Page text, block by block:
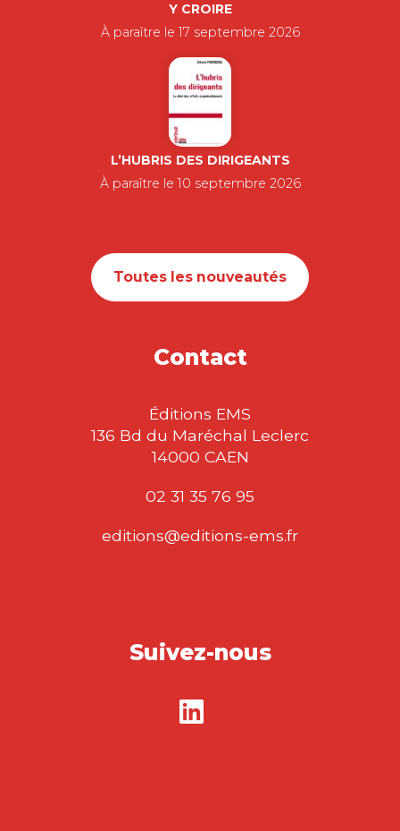
Y CROIRE
À paraître le 17 septembre 2026
L’HUBRIS DES DIRIGEANTS
À paraître le 10 septembre 2026
Toutes les nouveautés
Contact
Éditions EMS
136 Bd du Maréchal Leclerc
14000 CAEN
02 31 35 76 95
editions@editions-ems.fr
Suivez-nous